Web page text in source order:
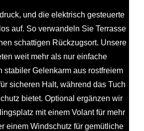
und die elektrisch gesteuerte
auf. So verwandeln Sie Terrasse
schattigen Rückzugsort. Unsere
weit mehr als nur einfache
stabiler Gelenkarm aus rostfreiem
sicheren Halt, während das Tuch
bietet. Optional ergänzen wir
mit einem Volant für mehr
einem Windschutz für gemütliche